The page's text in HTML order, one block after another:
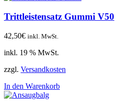
Trittleistensatz Gummi V50
42,50€ inkl. MwSt.
inkl. 19 % MwSt.
zzgl. Versandkosten
In den Warenkorb